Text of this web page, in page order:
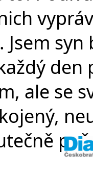
ale se